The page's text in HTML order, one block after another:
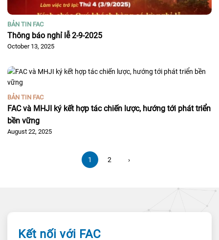
BẢN TIN FAC
Thông báo nghỉ lễ 2-9-2025
October 13, 2025
BẢN TIN FAC
FAC và MHJI ký kết hợp tác chiến lược, hướng tới phát triển
bền vững
August 22, 2025
1 2 ›
Kết nối với FAC